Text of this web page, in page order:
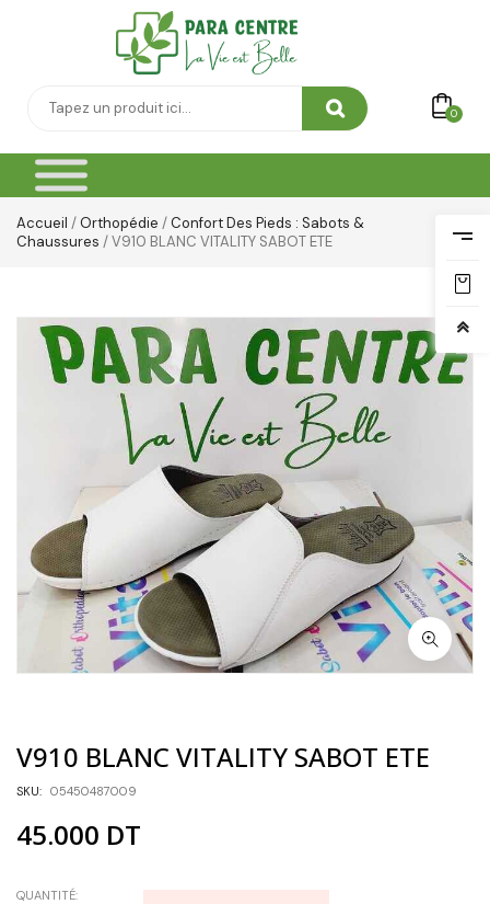
0
Accueil / Orthopédie /Confort Des Pieds : Sabots &
Chaussures / V910 BLANC VITALITY SABOT ETE
V910 BLANC VITALITY SABOT ETE
SKU: 05450487009
45.000 DT
QUANTITÉ: